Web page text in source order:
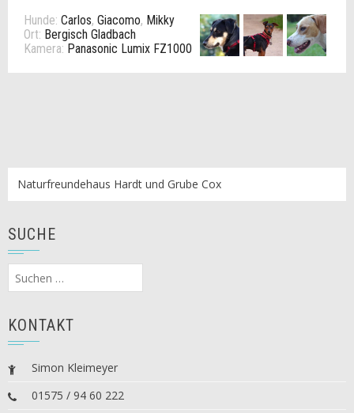
Hunde: Carlos, Giacomo, Mikky
Ort: Bergisch Gladbach
Kamera: Panasonic Lumix FZ1000
Naturfreundehaus Hardt und Grube Cox
SUCHE
Suchen
nach:
KONTAKT
Simon Kleimeyer
01575 / 94 60 222